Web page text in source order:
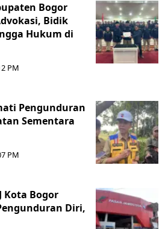
Bogor
Bidik
Hukum di
PM
Pengunduran
Sementara
PM
Kota Bogor
Diri,